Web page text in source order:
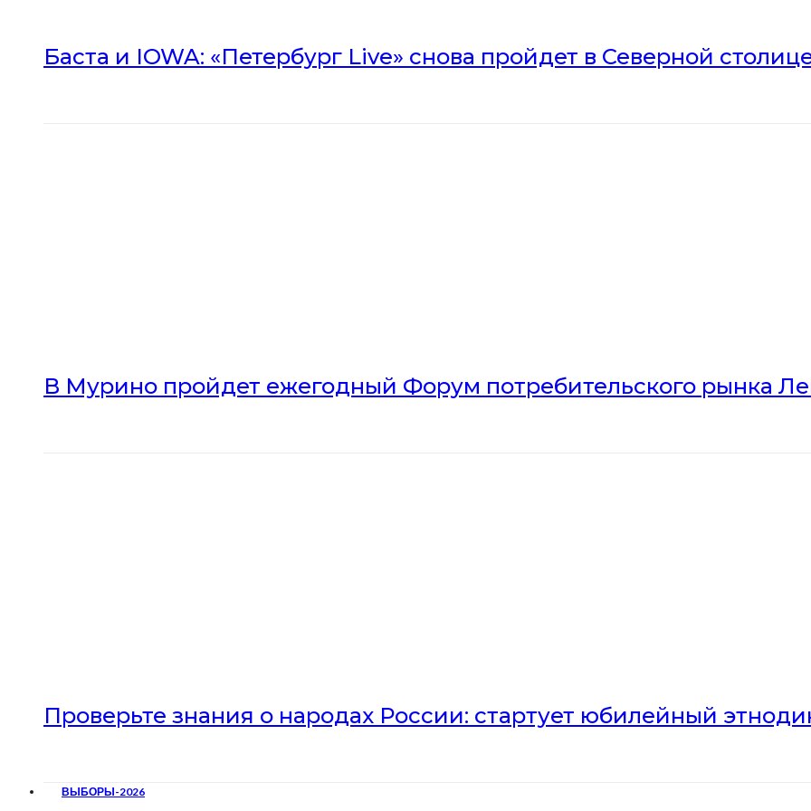
Баста и IOWA: «Петербург Live» снова пройдет в Северной
В Мурино пройдет ежегодный Форум потребительского рынка
Проверьте знания о народах России: стартует юбилейный
ВЫБОРЫ-2026